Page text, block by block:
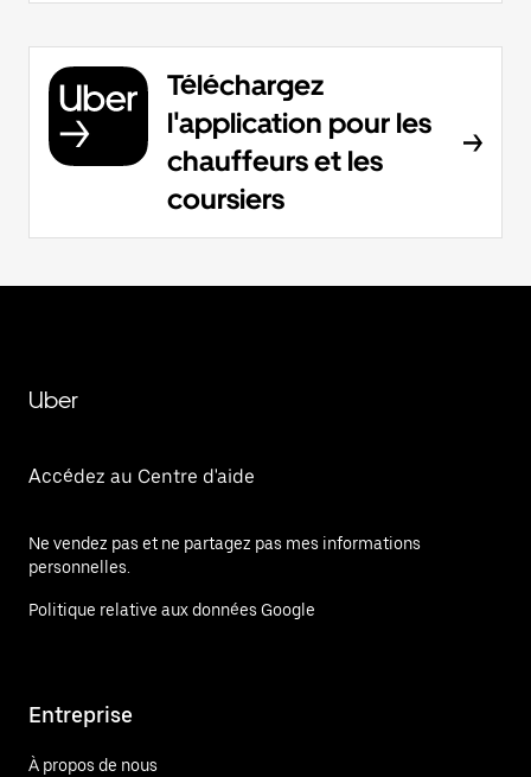
Téléchargez
l'application pour les
chauffeurs et les
coursiers
Uber
Accédez au Centre d'aide
Ne vendez pas et ne partagez pas mes informations
personnelles.
Politique relative aux données Google
Entreprise
À propos de nous